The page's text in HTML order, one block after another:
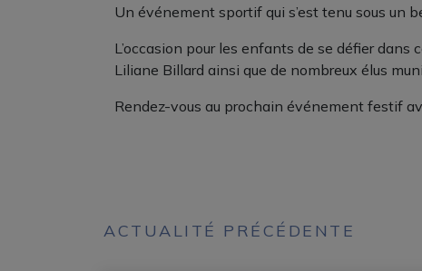
Un événement sportif qui s’est tenu sous un
L’occasion pour les enfants de se défier dans
Liliane Billard ainsi que de nombreux élus
Rendez-vous au prochain événement festif
ACTUALITÉ PRÉCÉDENTE